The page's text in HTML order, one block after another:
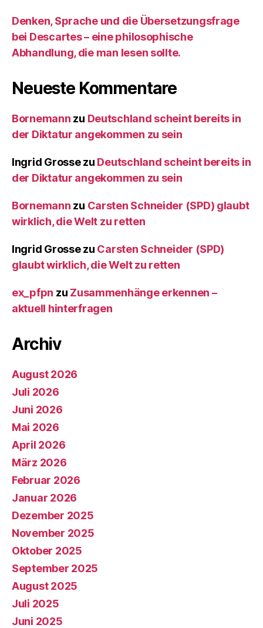
Denken, Sprache und die Übersetzungsfrage
bei Descartes – eine philosophische
Abhandlung, die man lesen sollte.
Neueste Kommentare
Bornemann zu Deutschland scheint bereits in
der Diktatur angekommen zu sein
Ingrid Grossezu Deutschland scheint bereits in
der Diktatur angekommen zu sein
Bornemann zu Carsten Schneider (SPD) glaubt
wirklich, die Welt zu retten
Ingrid Grossezu Carsten Schneider (SPD)
glaubt wirklich, die Welt zu retten
ex_pfpn zu Zusammenhänge erkennen –
aktuell hinterfragen
Archiv
August 2026
Juli 2026
Juni 2026
Mai 2026
April 2026
März 2026
Februar 2026
Januar 2026
Dezember 2025
November 2025
Oktober 2025
September 2025
August 2025
Juli 2025
Juni 2025